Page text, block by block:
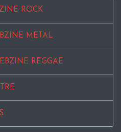
ROCK
METAL
REGGAE